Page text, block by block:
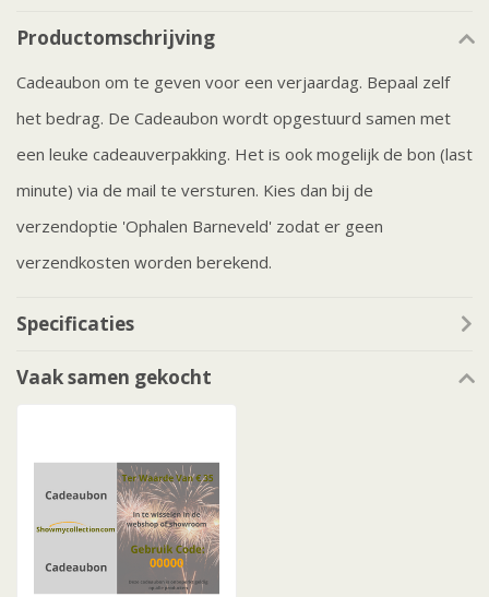
Productomschrijving
Cadeaubon om te geven voor een verjaardag. Bepaal zelf
het bedrag. De Cadeaubon wordt opgestuurd samen met
een leuke cadeauverpakking. Het is ook mogelijk de bon (last
minute) via de mail te versturen. Kies dan bij de
verzendoptie 'Ophalen Barneveld' zodat er geen
verzendkosten worden berekend.
Specificaties
Vaak samen gekocht